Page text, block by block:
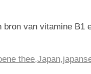
bron van vitamine B1
thee,Japan,